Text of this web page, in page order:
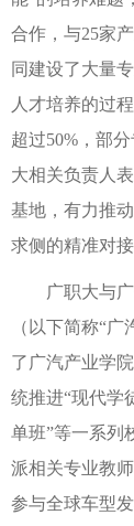
合作，与25家
同建设了大量
人才培养的过
超过50%，部
大相关负责人
基地，有力推
求侧的精准对接
广职大与
（以下简称“
了广汽产业学
统推进“现代学
单班”等一系列
派相关专业教
参与全球车型